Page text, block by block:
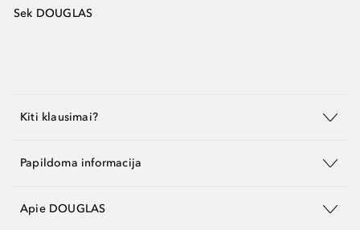
Sek DOUGLAS
Kiti klausimai?
Papildoma informacija
Apie DOUGLAS